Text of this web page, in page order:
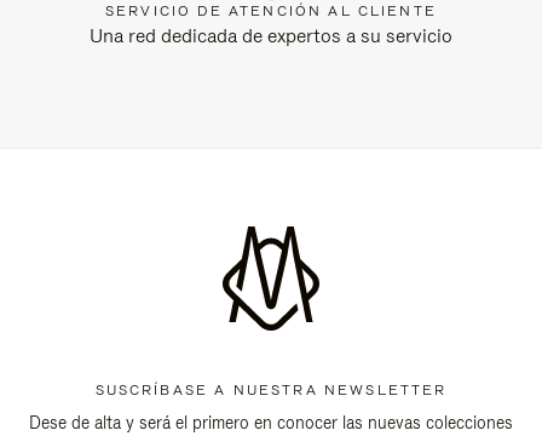
SERVICIO DE ATENCIÓN AL CLIENTE
Una red dedicada de expertos a su servicio
SUSCRÍBASE A NUESTRA NEWSLETTER
Dese de alta y será el primero en conocer las nuevas colecciones